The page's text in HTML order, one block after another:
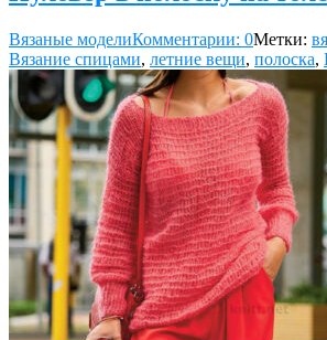
Вязаные моделиКомментарии: 0Метки:
Вязание спицами, летние вещи, полоска,